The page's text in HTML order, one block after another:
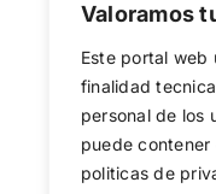
Valoramos
Este portal web
finalidad
personal de los
puede
politicas de
Guardar